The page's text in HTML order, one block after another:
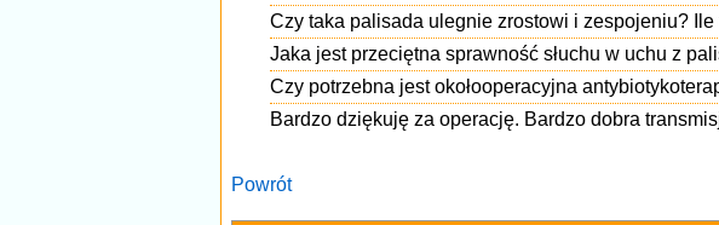
Czy taka palisada ulegnie zrostowi i zespojeniu?
Jaka jest przeciętna sprawność słuchu w uchu z
Czy potrzebna jest okołooperacyjna
Bardzo dziękuję za operację. Bardzo dobra
Powrót